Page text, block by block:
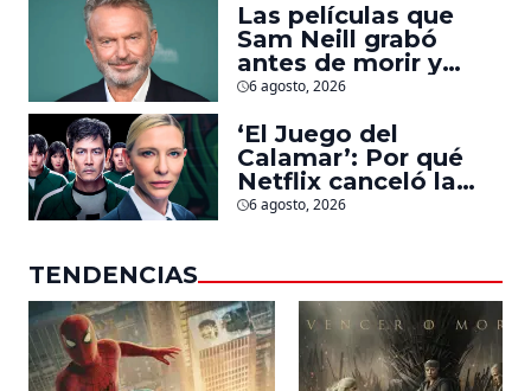
islamistas radicales
Las películas que
Sam Neill grabó
antes de morir y
llegarán pronto a
6 agosto, 2026
‘El Juego del
Calamar’: Por qué
Netflix canceló la
serie de David
Unidos
6 agosto, 2026
TENDENCIAS